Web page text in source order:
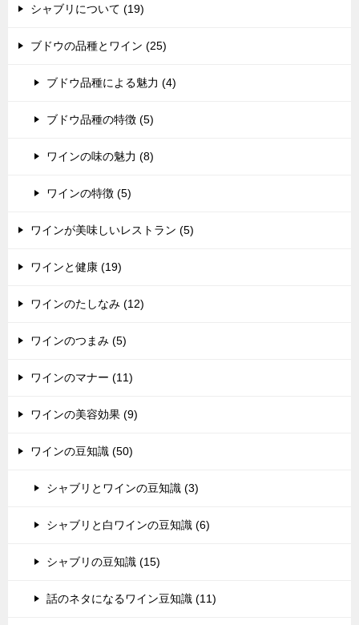
シャブリについて (19)
ブドウの品種とワイン (25)
ブドウ品種による魅力 (4)
ブドウ品種の特徴 (5)
ワインの味の魅力 (8)
ワインの特徴 (5)
ワインが美味しいレストラン (5)
ワインと健康 (19)
ワインのたしなみ (12)
ワインのつまみ (5)
ワインのマナー (11)
ワインの美容効果 (9)
ワインの豆知識 (50)
シャブリとワインの豆知識 (3)
シャブリと白ワインの豆知識 (6)
シャブリの豆知識 (15)
話のネタになるワイン豆知識 (11)